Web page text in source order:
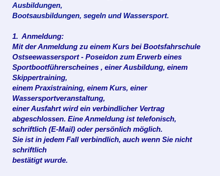
Ausbildungen,
Bootsausbildungen, segeln und Wassersport.
1. Anmeldung:
Mit der Anmeldung zu einem Kurs bei Bootsfahrschule
Ostseewassersport- Poseidon zum Erwerb eines
Sportbootführerscheines , einer Ausbildung, einem
Skippertraining,
einem Praxistraining, einem Kurs, einer
Wassersportveranstaltung,
einer Ausfahrt wird ein verbindlicher Vertrag
abgeschlossen. Eine Anmeldung ist telefonisch,
schriftlich (E-Mail) oder persönlich möglich.
Sie ist in jedem Fall verbindlich, auch wenn Sie nicht
schriftlich
bestätigt wurde.